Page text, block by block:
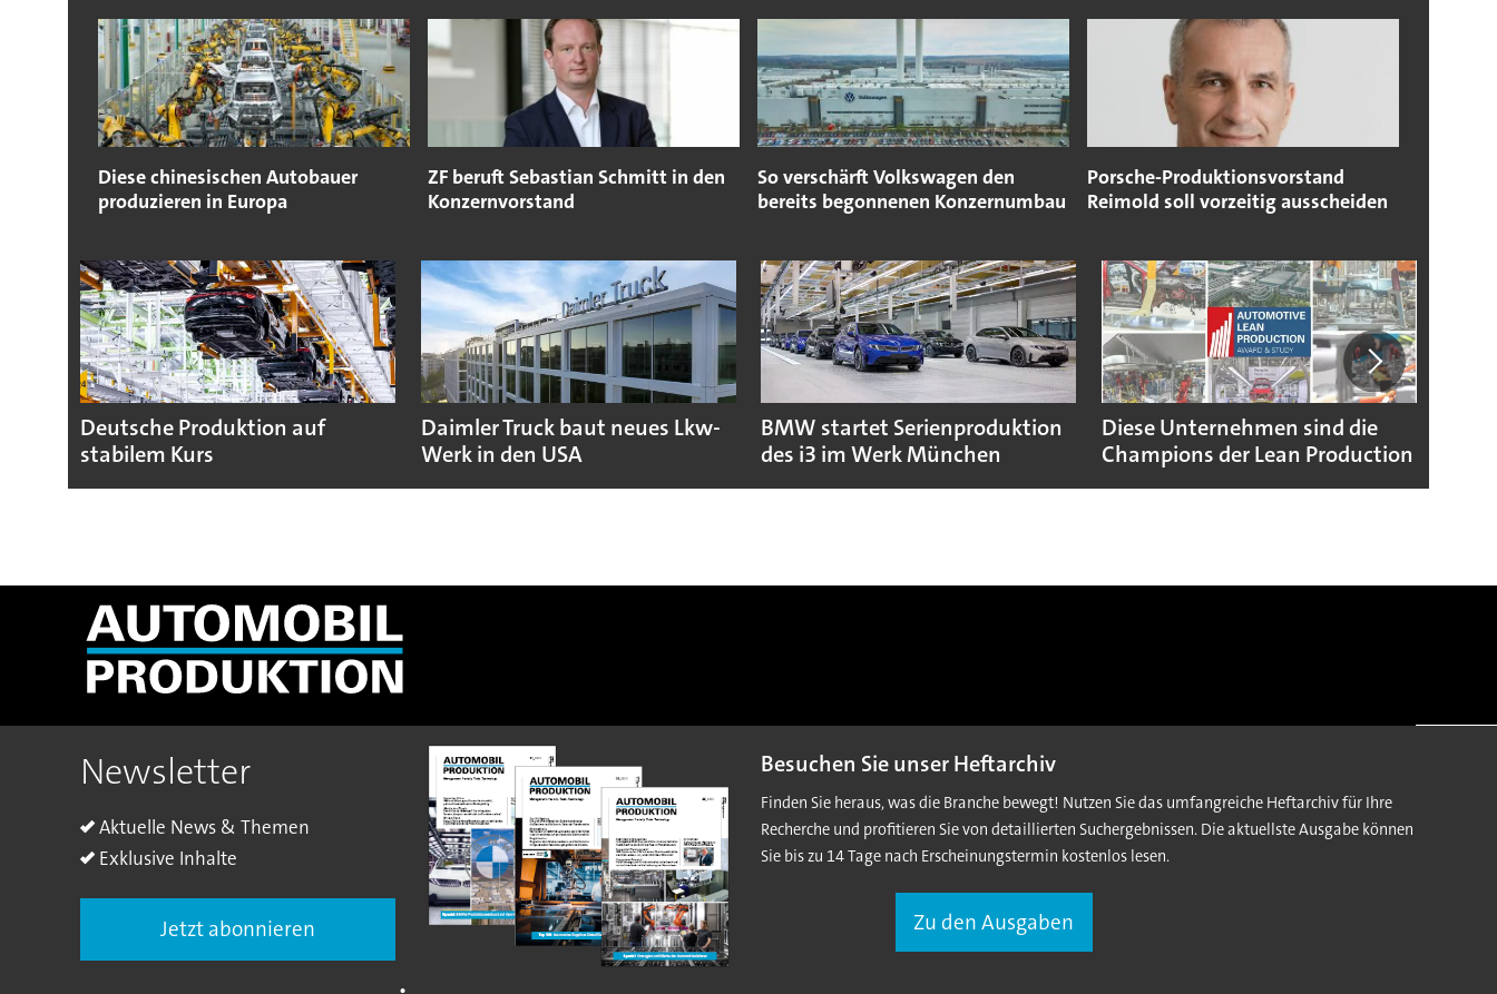
Diese chinesischen Autobauer
produzieren in Europa
ZF beruft Sebastian Schmitt in den
Konzernvorstand
So verschärft Volkswagen den
bereits begonnenen Konzernumbau
Porsche-Produktionsvorstand
Reimold soll vorzeitig ausscheiden
Deutsche Produktion auf
stabilem Kurs
Daimler Truck baut neues Lkw-
Werk in den USA
BMW startet Serienproduktion
des i3 im Werk München
Diese Unternehmen sind die
Champions der Lean Production
Newsletter
Aktuelle News & Themen
Exklusive Inhalte
Jetzt abonnieren
Besuchen Sie unser Heftarchiv
Finden Sie heraus, was die Branche bewegt! Nutzen Sie das umfangreiche Heftarchiv für Ihre
Recherche und profitieren Sie von detaillierten Suchergebnissen. Die aktuellste Ausgabe können
Sie bis zu 14 Tage nach Erscheinungstermin kostenlos lesen.
Zu den Ausgaben